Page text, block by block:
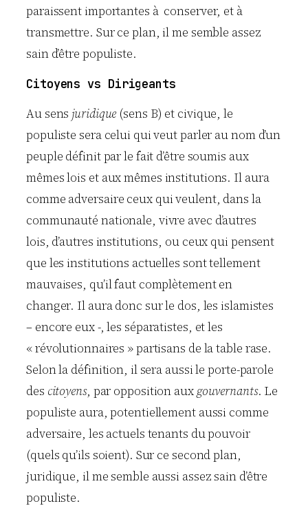
paraissent importantes à conserver, et à
transmettre. Sur ce plan, il me semble assez
sain d’être populiste.
Citoyens vs Dirigeants
Au sens juridique(sens B) et civique, le
populiste sera celui qui veut parler au nom d’un
peuple définit par le fait d’être soumis aux
mêmes lois et aux mêmes institutions. Il aura
comme adversaire ceux qui veulent, dans la
communauté nationale, vivre avec d’autres
lois, d’autres institutions, ou ceux qui pensent
que les institutions actuelles sont tellement
mauvaises, qu’il faut complètement en
changer. Il aura donc sur le dos, les islamistes
– encore eux -, les séparatistes, et les
« révolutionnaires » partisans de la table rase.
Selon la définition, il sera aussi le porte-parole
des citoyens, par opposition auxgouvernants. Le
populiste aura, potentiellement aussi comme
adversaire, les actuels tenants du pouvoir
(quels qu’ils soient). Sur ce second plan,
juridique, il me semble aussi assez sain d’être
populiste.